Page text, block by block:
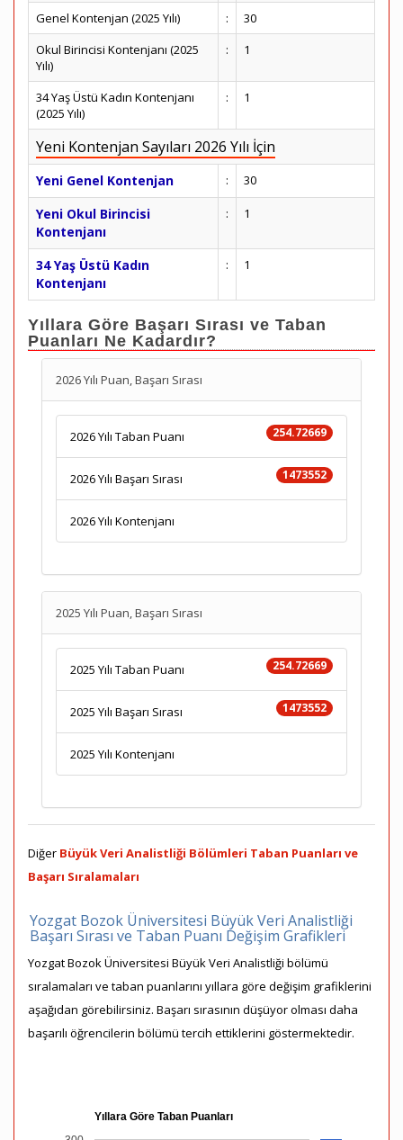
Genel Kontenjan (2025 Yılı)
:
30
Okul Birincisi Kontenjanı (2025
Yılı)
: 1
34 Yaş Üstü Kadın Kontenjanı
(2025 Yılı)
: 1
Yeni Kontenjan Sayıları 2026 Yılı İçin
Yeni Genel Kontenjan : 30
Yeni Okul Birincisi
Kontenjanı
: 1
34 Yaş Üstü Kadın
Kontenjanı
: 1
Yıllara Göre Başarı Sırası ve Taban
Puanları Ne Kadardır?
2026 Yılı Puan, Başarı Sırası
254.72669
2026 Yılı Taban Puanı
1473552
2026 Yılı Başarı Sırası
2026 Yılı Kontenjanı
2025 Yılı Puan, Başarı Sırası
254.72669
2025 Yılı Taban Puanı
1473552
2025 Yılı Başarı Sırası
2025 Yılı Kontenjanı
Diğer Büyük Veri Analistliği Bölümleri Taban Puanları ve
Başarı Sıralamaları
Yozgat Bozok Üniversitesi Büyük Veri Analistliği
Başarı Sırası ve Taban Puanı Değişim Grafikleri
Yozgat Bozok Üniversitesi Büyük Veri Analistliği bölümü
sıralamaları ve taban puanlarını yıllara göre değişim grafiklerini
aşağıdan görebilirsiniz. Başarı sırasının düşüyor olması daha
başarılı öğrencilerin bölümü tercih ettiklerini göstermektedir.
Yıllara Göre Taban Puanları